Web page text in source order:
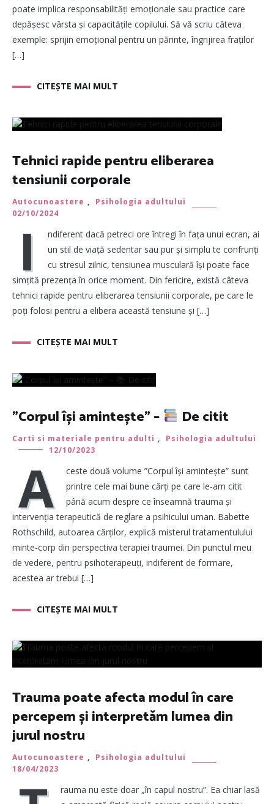
poate implica responsabilități emoționale sau practice care
depășesc vârsta și capacitățile copilului. Să vă scriu câteva
exemple: sprijin emoțional pentru un părinte, îngrijirea fraților
[…]
CITEȘTE MAI MULT
Tehnici rapide pentru eliberarea
tensiunii corporale
Autocunoastere ,
Psihologia adultului
02/10/2024
I
ndiferent dacă petreci ore întregi în fața unui ecran, ai
un stil de viață sedentar sau pur și simplu te confrunți
cu stresul zilnic, tensiunea musculară își poate face
simțită prezența în orice moment. Din fericire, există câteva
tehnici rapide pentru eliberarea tensiunii corporale, pe care le
poți folosi pentru a elibera această tensiune și […]
CITEȘTE MAI MULT
”Corpul își amintește” – De citit
Carti si materiale pentru adulti ,
Psihologia adultului
12/10/2023
A
ceste două volume ”Corpul își amintește” sunt
printre cele mai bune cărți pe care le-am citit
până acum despre ce înseamnă trauma și
intervenția terapeutică de reglare a psihicului uman. Babette
Rothschild, autoarea cărților, explică misterul tratamentulului
minte-corp din perspectiva terapiei traumei. Din punctul meu
de vedere, pentru psihoterapeuți, indiferent de formare,
acestea ar trebui […]
CITEȘTE MAI MULT
Trauma poate afecta modul în care
percepem și interpretăm lumea din
jurul nostru
Autocunoastere ,
Psihologia adultului
18/04/2023
rauma nu este doar „în capul nostru”. Ea chiar lasă